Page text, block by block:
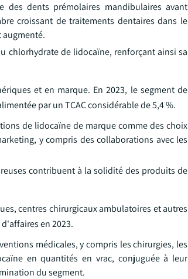
dents prémolaires mandibulaires avant
croissant de traitements dentaires dans le
chlorhydrate de lidocaïne, renforçant ainsi sa
et en marque. En 2023, le segment de
par un TCAC considérable de 5,4 %.
de lidocaïne de marque comme des choix
y compris des collaborations avec les
contribuent à la solidité des produits de
centres chirurgicaux ambulatoires et autres
en 2023.
médicales, y compris les chirurgies, les
en quantités en vrac, conjuguée à leur
du segment.